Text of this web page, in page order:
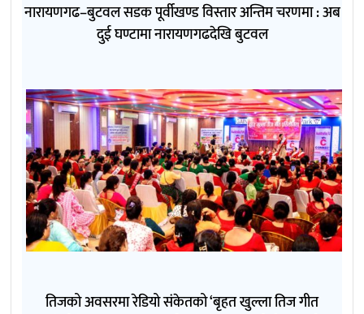
नारायणगढ–बुटवल सडक पूर्वीखण्ड विस्तार अन्तिम चरणमा : अब
दुई घण्टामा नारायणगढदेखि बुटवल
तिजको अवसरमा रेडियो संकेतको ‘बृहत खुल्ला तिज गीत